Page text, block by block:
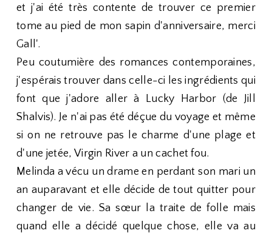
et j'ai été très contente de trouver ce premier
tome au pied de mon sapin d'anniversaire, merci
Gall'.
Peu coutumière des romances contemporaines,
j'espérais trouver dans celle-ci les ingrédients qui
font que j'adore aller à Lucky Harbor (de Jill
Shalvis). Je n'ai pas été déçue du voyage et même
si on ne retrouve pas le charme d'une plage et
d'une jetée, Virgin River a un cachet fou.
Melinda a vécu un drame en perdant son mari un
an auparavant et elle décide de tout quitter pour
changer de vie. Sa sœur la traite de folle mais
quand elle a décidé quelque chose, elle va au